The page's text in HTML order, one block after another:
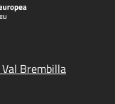
Brembilla